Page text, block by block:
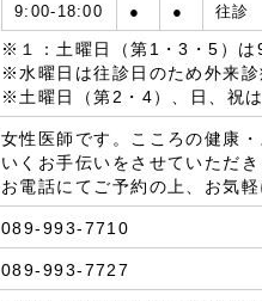
9:00-18:00 ● ● 往診
※１：土曜日（第1・3・5）
※水曜日は往診日のため外来
※土曜日（第2・4）、日、祝
女性医師です。こころの健康
いくお手伝いをさせていただ
お電話にてご予約の上、お気
089-993-7710
089-993-7727